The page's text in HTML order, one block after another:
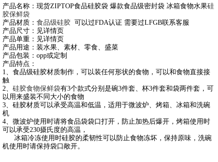
产品名称：现货ZIPTOP食品硅胶袋 爆款食品级密封袋 冰箱食物水果硅
胶保鲜袋
产品材质： 食品级硅胶 可以过FDA认证 需要过LFGB联系客服
产品尺寸：见详情页
产品单重：见详情页
产品用途：装水果、素材、零食、盛菜
产品包装：opp或定制
产品特点：
1、食品级硅胶材质制作，可以装任何形状的食物，可以和食物直接接
触
2、 硅胶食物保鲜袋有3个款式分别是碗3件套、杯3件套和袋两件套，可
以用来盛装不同大小的食物
3、硅胶材质可以承受高温和低温，适用于微波炉、烤箱、冰箱和洗碗
机
4、微波炉使用时请将食品袋袋口打开，防止加热后爆开，烤箱使用时
可以承受230摄氏度的高温，
冰箱冷冻使用时硅胶的柔韧性可以防止食物冻坏，保持原味，洗碗
机使用时请保持袋口敞开。